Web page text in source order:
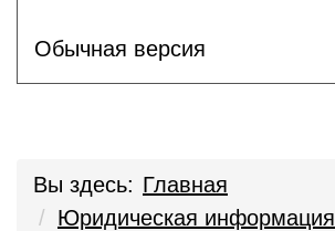
Обычная версия
Вы здесь: Главная
Юридическая информация